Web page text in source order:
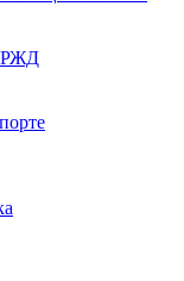
РЖД